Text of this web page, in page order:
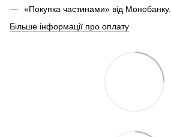
«Покупка частинами» від Монобанку.
Більше інформації про оплату